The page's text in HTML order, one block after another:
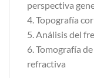
perspectiva
4. Topografía
5. Análisis del
6. Tomografía
refractiva